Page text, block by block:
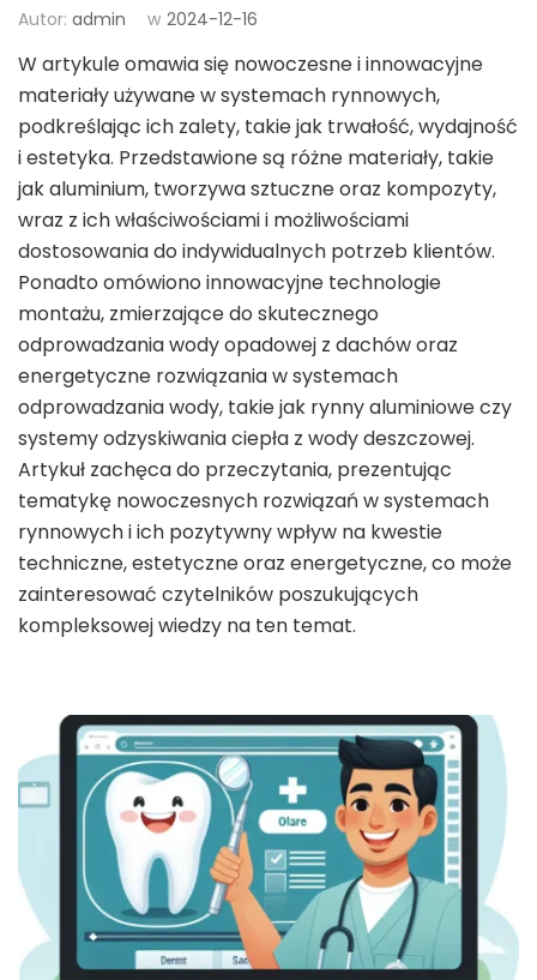
Autor: admin w 2024-12-16
W artykule omawia się nowoczesne i innowacyjne
materiały używane w systemach rynnowych,
podkreślając ich zalety, takie jak trwałość, wydajność
i estetyka. Przedstawione są różne materiały, takie
jak aluminium, tworzywa sztuczne oraz kompozyty,
wraz z ich właściwościami i możliwościami
dostosowania do indywidualnych potrzeb klientów.
Ponadto omówiono innowacyjne technologie
montażu, zmierzające do skutecznego
odprowadzania wody opadowej z dachów oraz
energetyczne rozwiązania w systemach
odprowadzania wody, takie jak rynny aluminiowe czy
systemy odzyskiwania ciepła z wody deszczowej.
Artykuł zachęca do przeczytania, prezentując
tematykę nowoczesnych rozwiązań w systemach
rynnowych i ich pozytywny wpływ na kwestie
techniczne, estetyczne oraz energetyczne, co może
zainteresować czytelników poszukujących
kompleksowej wiedzy na ten temat.